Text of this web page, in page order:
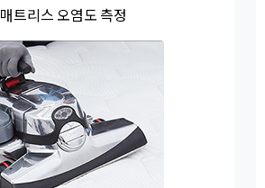
매트리스 오염도 측정